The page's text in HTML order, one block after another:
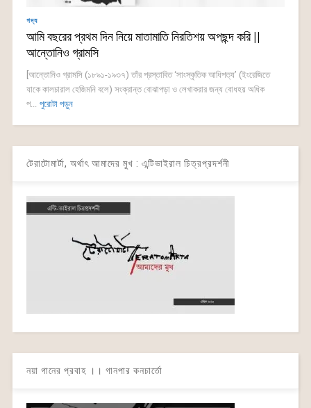
গদ্য
আমি বছরের প্রথম দিন নিয়ে মাতামাতি নিরতিশয় অপছন্দ করি ||
আন্তোনিও গ্রামসি
[আন্তোনিও গ্রামসি (১৮৯১-১৯৩৭) তাঁর প্রস্তাবিত ‘সাংস্কৃতিক আধিপত্য’ (ইংরেজিতে
যাকে কালচারাল হেজিমনি বলে) সংক্রান্ত বোঝাপড়া ও লেখাকরার জন্য বোধহয় অধিক
প... পুরোটা পড়ুন
টেরাটোমার্টা, অর্থাৎ আমাদের মুখ : এন্টিভাইরাল চিত্রপ্রদর্শনী
নয়া গানের প্রবাহ ।। গানপার কনচার্তো